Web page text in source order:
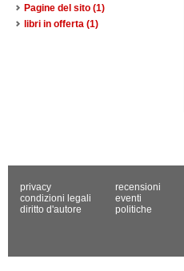
Pagine del sito (1)
libri in offerta (1)
privacy
condizioni legali
diritto d'autore
recensioni
eventi
politiche